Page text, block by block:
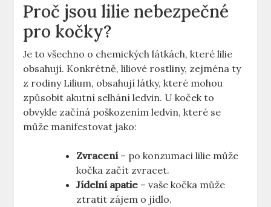
Proč jsou lilie nebezpečné
pro kočky?
Je to všechno o chemických látkách, které lilie
obsahují. Konkrétně, liliové rostliny, zejména ty
z rodiny Lilium, obsahují látky, které mohou
způsobit akutní selhání ledvin. U koček to
obvykle začíná poškozením ledvin, které se
může manifestovat jako:
Zvracení– po konzumaci lilie může
kočka začít zvracet.
Jídelní apatie – vaše kočka může
ztratit zájem o jídlo.